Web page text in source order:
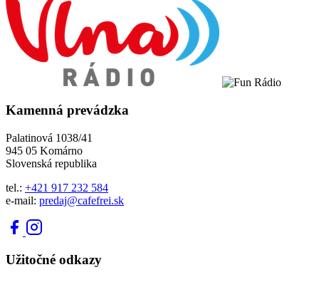
Kamenná prevádzka
Palatinová 1038/41
945 05 Komárno
Slovenská republika
tel.: +421 917 232 584
e-mail: predaj@cafefrei.sk
Užitočné odkazy